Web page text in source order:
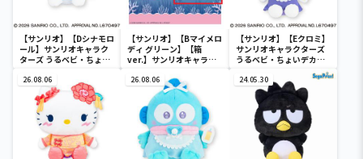
【サンリオ】【Dシナモロ
ール】サンリオキャラク
ターズ うるベビ・ちょい
【サンリオ】【Bマイメロ
ディ グリーン】【箱
ver.】サンリオキャラク
SOFVIMATES～マイメロ
ディ マーメイドver. ～
【サンリオ】【Eクロミ】
サンリオキャラクターズ
うるベビ・ちょいデカド
26.08.06 26.08.06 24.05.30